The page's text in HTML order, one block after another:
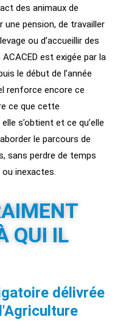
des animaux de
une pension, de travailler
ou d’accueillir des
est exigée par la
le début de l’année
renforce encore ce
ce que cette
s’obtient et ce qu’elle
le parcours de
sans perdre de temps
inexactes.
QUI IL
délivrée